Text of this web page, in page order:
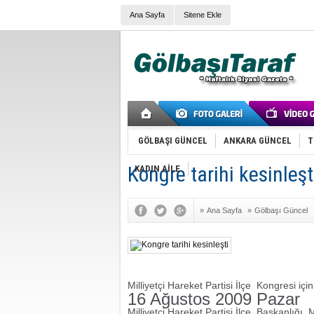
Ana Sayfa Sitene Ekle
GÖLBAŞI GÜNCEL ANKARA GÜNCEL
KADIN AİLE
Kongre tarihi
» Ana Sayfa » Gölbaşı Güncel
Milliyetçi Hareket Partisi İlçe Kongresi
16 Ağustos 2009 Pazar